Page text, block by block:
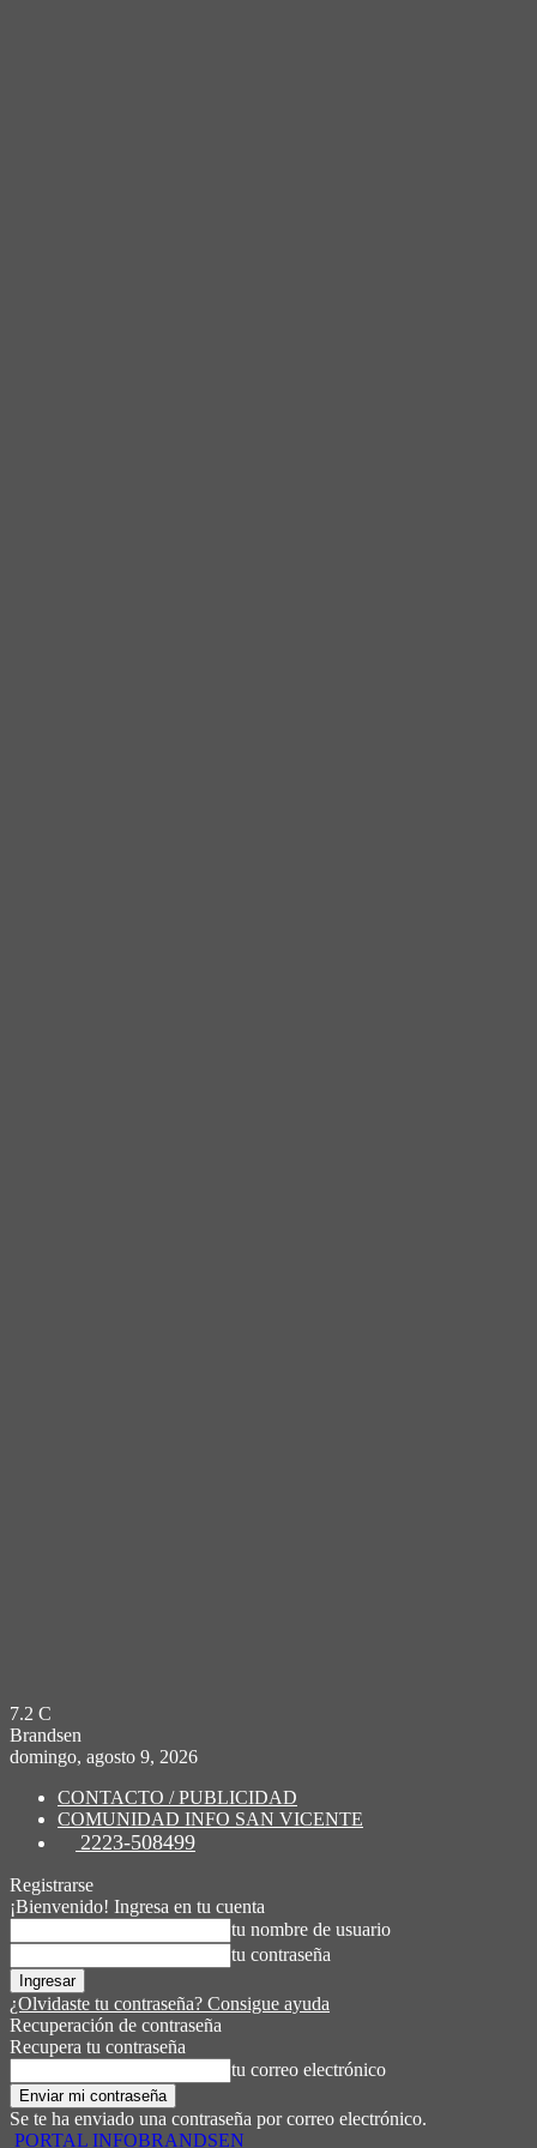
7.2 C
Brandsen
domingo, agosto 9, 2026
CONTACTO / PUBLICIDAD
COMUNIDAD INFO SAN VICENTE
2223-508499
Registrarse
¡Bienvenido! Ingresa en tu cuenta
tu nombre de usuario
tu contraseña
¿Olvidaste tu contraseña? Consigue ayuda
Recuperación de contraseña
Recupera tu contraseña
tu correo electrónico
Se te ha enviado una contraseña por correo electrónico.
PORTAL INFOBRANDSEN